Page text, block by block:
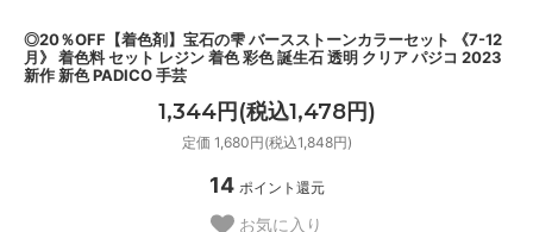
◎20％OFF【着色剤】宝石の雫 バースストーンカラーセット 《7-12
月》 着色料 セット レジン 着色 彩色 誕生石 透明 クリア パジコ 2023
新作 新色 PADICO 手芸
1,344円(税込1,478円)
定価 1,680円(税込1,848円)
14 ポイント還元
お気に入り